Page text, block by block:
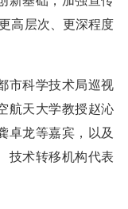
高层次、更深程度
市科学技术局巡视
航天大学教授赵沁
卓龙等嘉宾，以及
技术转移机构代表